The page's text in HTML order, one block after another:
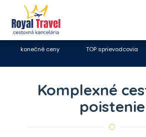
konečné ceny TOP sprievodcovia
Komplexné
poistenie